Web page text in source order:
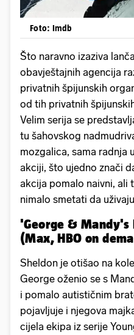
Foto: Imdb
Što naravno izaziva
obavještajnih agencija
privatnih špijunskih
od tih privatnih
Velim serija se
tu šahovskog
mozgalica, sama radnja
akciji, što ujedno znači
akcija pomalo naivni, ali
nimalo smetati da
'George &
(Max, HBO on
Sheldon je otišao na
George oženio se s
i pomalo autističnim
pojavljuje i njegova
cijela ekipa iz serije